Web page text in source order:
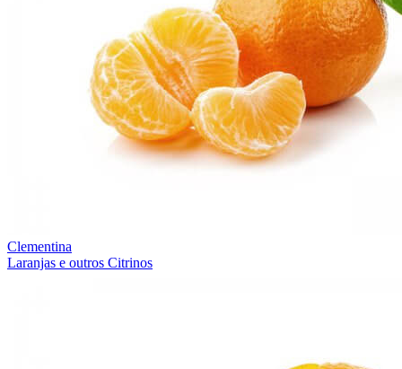
Clementina
Laranjas e outros Citrinos